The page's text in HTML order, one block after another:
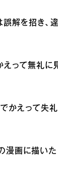
解を招き、
って無礼に
かえって失礼
画に描いた